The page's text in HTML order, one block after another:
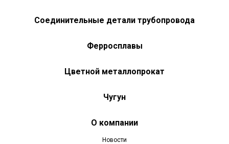
Соединительные детали трубопровода
Ферросплавы
Цветной металлопрокат
Чугун
О компании
Новости